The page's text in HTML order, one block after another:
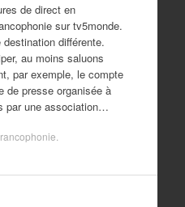
de direct en
sur tv5monde.
différente.
au moins saluons
par exemple, le compte
de presse organisée à
par une association…